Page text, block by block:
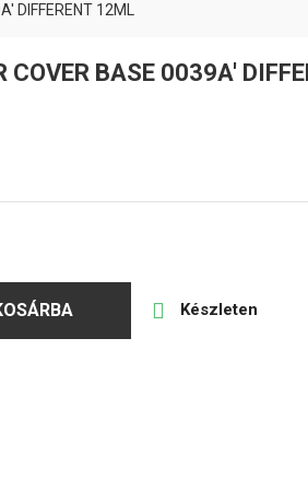
DIFFERENT 12ML
COVER BASE 0039A'
 Készleten